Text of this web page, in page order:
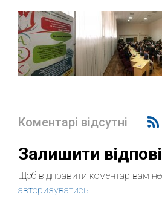
Коментарі відсутні
Залишити
Щоб відправити коментар вам
авторизуватись.